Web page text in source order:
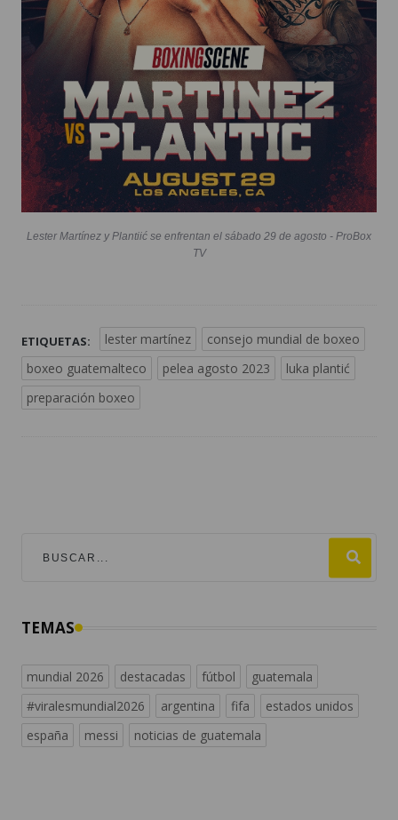
Lester Martínez y Plantiić se enfrentan el sábado 29 de agosto - ProBox
TV
ETIQUETAS: lester martínez
consejo mundial de boxeo
boxeo guatemalteco
pelea agosto 2023
luka plantić
preparación boxeo
TEMAS
mundial 2026 destacadas fútbol
guatemala
#viralesmundial2026
argentina fifa
estados unidos
españa
messi noticias de guatemala